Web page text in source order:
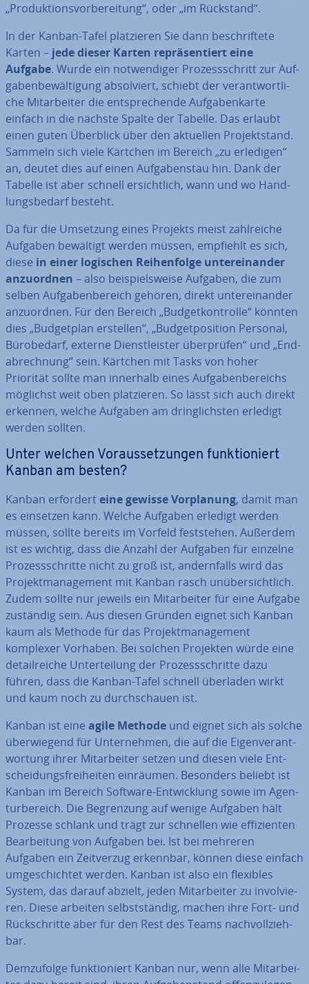
„Pro­duk­ti­ons­vor­be­rei­tung“, oder „im Rückstand“.
In der Kanban-Tafel plat­zie­ren Sie dann be­schrif­te­te
Karten – jede dieser Karten re­prä­sen­tiert eine
Aufgabe. Wurde ein not­wen­di­ger Pro­zess­schritt zur Auf­
ga­ben­be­wäl­ti­gung ab­sol­viert, schiebt der ver­ant­wort­li­
che Mit­ar­bei­ter die ent­spre­chen­de Auf­ga­ben­kar­te
einfach in die nächste Spalte der Tabelle. Das erlaubt
einen guten Überblick über den aktuellen Pro­jekt­stand.
Sammeln sich viele Kärtchen im Bereich „zu erledigen“
an, deutet dies auf einen Auf­ga­benstau hin. Dank der
Tabelle ist aber schnell er­sicht­lich, wann und wo Hand­
lungs­be­darf besteht.
Da für die Umsetzung eines Projekts meist zahl­rei­che
Aufgaben bewältigt werden müssen, empfiehlt es sich,
diese in einer logischen Rei­hen­fol­ge un­ter­ein­an­der
an­zu­ord­nen – also bei­spiels­wei­se Aufgaben, die zum
selben Auf­ga­ben­be­reich gehören, direkt un­ter­ein­an­der
an­zu­ord­nen. Für den Bereich „Bud­get­kon­trol­le“ könnten
dies „Bud­get­plan erstellen“, „Bud­get­po­si­ti­on Personal,
Bü­ro­be­darf, externe Dienst­leis­ter über­prü­fen“ und „End­
ab­rech­nung“ sein. Kärtchen mit Tasks von hoher
Priorität sollte man innerhalb eines Auf­ga­ben­be­reichs
möglichst weit oben plat­zie­ren. So lässt sich auch direkt
erkennen, welche Aufgaben am dring­lichs­ten erledigt
werden sollten.
Unter welchen Vor­aus­set­zun­gen funk­tio­niert
Kanban am besten?
Kanban erforderteine gewisse Vor­pla­nung, damit man
es einsetzen kann. Welche Aufgaben erledigt werden
müssen, sollte bereits im Vorfeld fest­ste­hen. Außerdem
ist es wichtig, dass die Anzahl der Aufgaben für einzelne
Pro­zess­schrit­te nicht zu groß ist, an­dern­falls wird das
Pro­jekt­ma­nage­ment mit Kanban rasch un­über­sicht­lich.
Zudem sollte nur jeweils ein Mit­ar­bei­ter für eine Aufgabe
zuständig sein. Aus diesen Gründen eignet sich Kanban
kaum als Methode für das Pro­jekt­ma­nage­ment
komplexer Vorhaben. Bei solchen Projekten würde eine
de­tail­rei­che Un­ter­tei­lung der Pro­zess­schrit­te dazu
führen, dass die Kanban-Tafel schnell überladen wirkt
und kaum noch zu durch­schau­en ist.
Kanban ist eine agile Methode und eignet sich als solche
über­wie­gend für Un­ter­neh­men, die auf die Ei­gen­ver­ant­
wor­tung ihrer Mit­ar­bei­ter setzen und diesen viele Ent­
schei­dungs­frei­hei­ten einräumen. Besonders beliebt ist
Kanban im Bereich Software-Ent­wick­lung sowie im Agen­
tur­be­reich. Die Be­gren­zung auf wenige Aufgaben hält
Prozesse schlank und trägt zur schnellen wie ef­fi­zi­en­ten
Be­ar­bei­tung von Aufgaben bei. Ist bei mehreren
Aufgaben ein Zeit­ver­zug erkennbar, können diese einfach
um­ge­schich­tet werden. Kanban ist also ein flexibles
System, das darauf abzielt, jeden Mit­ar­bei­ter zu in­vol­vie­
ren. Diese arbeiten selbst­stän­dig, machen ihre Fort- und
Rück­schrit­te aber für den Rest des Teams nach­voll­zieh­
bar.
Dem­zu­fol­ge funk­tio­niert Kanban nur, wenn alle Mit­ar­bei­